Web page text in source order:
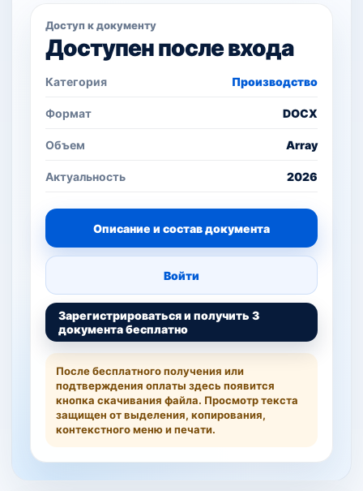
Доступ к документу
Доступен после входа
Категория Производство
Формат DOCX
Объем Array
Актуальность 2026
Описание и состав документа
Войти
Зарегистрироваться и получить 3
документа бесплатно
После бесплатного получения или
подтверждения оплаты здесь появится
кнопка скачивания файла. Просмотр текста
защищен от выделения, копирования,
контекстного меню и печати.